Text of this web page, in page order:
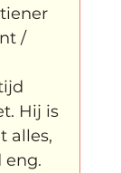
/
Hij is
alles,
eng.